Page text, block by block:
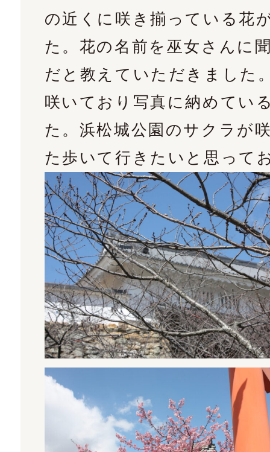
の近くに咲き揃っている花
た。花の名前を巫女さんに
だと教えていただきました
咲いており写真に納めてい
た。浜松城公園のサクラが
た歩いて行きたいと思って